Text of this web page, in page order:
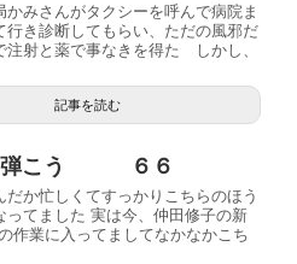
かみさんがタクシーを呼んで病院ま
行き診断してもらい、ただの風邪だ
注射と薬で事なきを得た しかし、
記事を読む
弾こう ６６
だか忙しくてすっかりこちらのほう
ってました 実は今、仲田修子の新
作業に入ってましてなかなかこち